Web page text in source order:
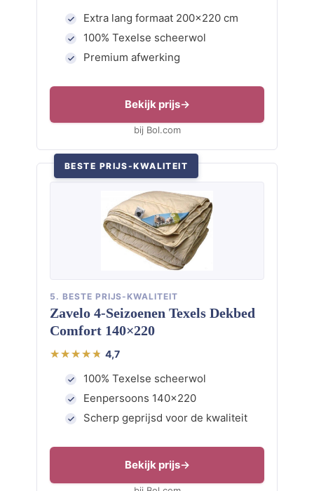
Extra lang formaat 200×220 cm
100% Texelse scheerwol
Premium afwerking
Bekijk prijs
bij Bol.com
BESTE PRIJS-KWALITEIT
5. BESTE PRIJS-KWALITEIT
Zavelo 4-Seizoenen Texels Dekbed
Comfort 140×220
4,7
100% Texelse scheerwol
Eenpersoons 140×220
Scherp geprijsd voor de kwaliteit
Bekijk prijs